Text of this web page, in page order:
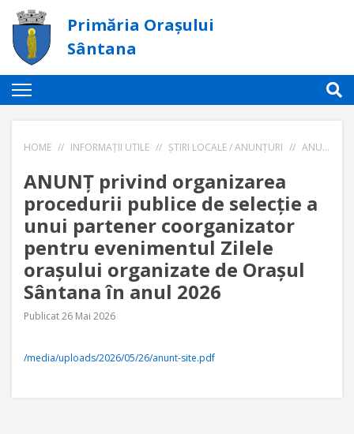
Primăria Orașului
Sântana
HOME // INFORMAȚII UTILE // ȘTIRI LOCALE / ANUNȚURI // ANUNȚ PRIVIND ORGANIZAREA PROCEDURII PUBLICE DE SELECȚIE A UNUI PARTENER COORGANIZATOR PENTRU EVENIMENTUL ZILELE ORAȘULUI ORGANIZATE DE ORAȘUL SÂNTANA ÎN ANUL 2026
ANUNȚ privind organizarea
procedurii publice de selecție a
unui partener coorganizator
pentru evenimentul Zilele
orașului organizate de Orașul
Sântana în anul 2026
Publicat 26 Mai 2026
/media/uploads/2026/05/26/anunt-site.pdf